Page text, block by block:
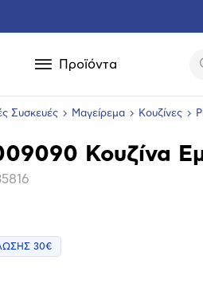
Προϊόντα
Συσκευές Μαγείρεμα Κουζίνες
Κουζίνα
30€